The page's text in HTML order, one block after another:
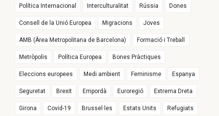
Política Internacional Interculturalitat Rússia Dones
Consell de la Unió Europea Migracions Joves
AMB (Àrea Metropolitana de Barcelona) Formació i Treball
Metròpolis Política Europea Bones Pràctiques
Eleccions europees Medi ambient Feminisme Espanya
Seguretat Brexit Empordà Euroregió Extrema Dreta
Girona Covid-19 Brussel·les Estats Units Refugiats